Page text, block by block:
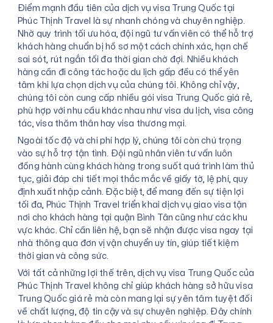
Điểm mạnh đầu tiên của dịch vụ visa Trung Quốc tại
Phúc Thịnh Travel là sự nhanh chóng và chuyên nghiệp.
Nhờ quy trình tối ưu hóa, đội ngũ tư vấn viên có thể hỗ trợ
khách hàng chuẩn bị hồ sơ một cách chính xác, hạn chế
sai sót, rút ngắn tối đa thời gian chờ đợi. Nhiều khách
hàng cần đi công tác hoặc du lịch gấp đều có thể yên
tâm khi lựa chọn dịch vụ của chúng tôi. Không chỉ vậy,
chúng tôi còn cung cấp nhiều gói visa Trung Quốc giá rẻ,
phù hợp với nhu cầu khác nhau như visa du lịch, visa công
tác, visa thăm thân hay visa thương mại.
Ngoài tốc độ và chi phí hợp lý, chúng tôi còn chú trọng
vào sự hỗ trợ tận tình. Đội ngũ nhân viên tư vấn luôn
đồng hành cùng khách hàng trong suốt quá trình làm thủ
tục, giải đáp chi tiết mọi thắc mắc về giấy tờ, lệ phí, quy
định xuất nhập cảnh. Đặc biệt, để mang đến sự tiện lợi
tối đa, Phúc Thịnh Travel triển khai dịch vụ giao visa tận
nơi cho khách hàng tại quận Bình Tân cũng như các khu
vực khác. Chỉ cần liên hệ, bạn sẽ nhận được visa ngay tại
nhà thông qua đơn vị vận chuyển uy tín, giúp tiết kiệm
thời gian và công sức.
Với tất cả những lợi thế trên, dịch vụ visa Trung Quốc của
Phúc Thịnh Travel không chỉ giúp khách hàng sở hữu visa
Trung Quốc giá rẻ mà còn mang lại sự yên tâm tuyệt đối
về chất lượng, độ tin cậy và sự chuyên nghiệp. Đây chính